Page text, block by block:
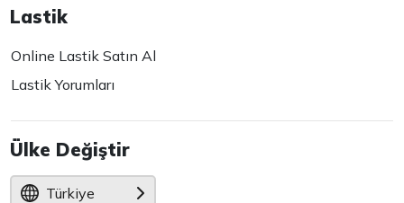
Lastik
Online Lastik Satın Al
Lastik Yorumları
Ülke Değiştir
Türkiye